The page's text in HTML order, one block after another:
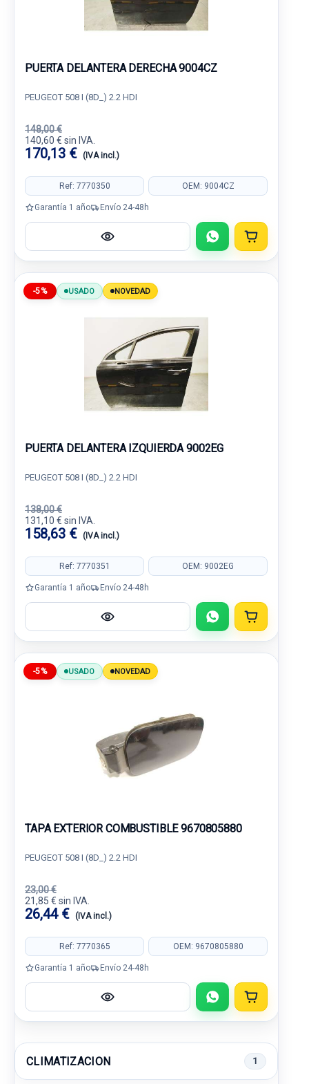
PUERTA DELANTERA DERECHA 9004CZ
PEUGEOT 508 I (8D_) 2.2 HDI
148,00 €
140,60 € sin IVA.
170,13 € (IVA incl.)
Ref: 7770350 OEM: 9004CZ
Garantía 1 año Envío 24-48h
-5% USADO NOVEDAD
PUERTA DELANTERA IZQUIERDA 9002EG
PEUGEOT 508 I (8D_) 2.2 HDI
138,00 €
131,10 € sin IVA.
158,63 € (IVA incl.)
Ref: 7770351 OEM: 9002EG
Garantía 1 año Envío 24-48h
-5% USADO NOVEDAD
TAPA EXTERIOR COMBUSTIBLE 9670805880
PEUGEOT 508 I (8D_) 2.2 HDI
23,00 €
21,85 € sin IVA.
26,44 € (IVA incl.)
Ref: 7770365 OEM: 9670805880
Garantía 1 año Envío 24-48h
CLIMATIZACION 1